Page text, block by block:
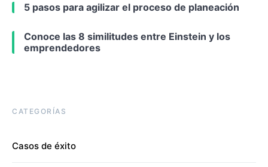
5 pasos para agilizar el proceso de planeación
Conoce las 8 similitudes entre Einstein y los
emprendedores
CATEGORÍAS
Casos de éxito